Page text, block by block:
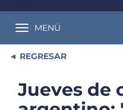
Toggle navigation
MENÚ
REGRESAR
Jueves de